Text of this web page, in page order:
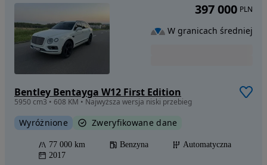
Bentley Bentayga W12 First Edition
5950 cm3 • 608 KM • Najwyższa wersja niski przebieg
Wyróżnione Zweryfikowane dane
77 000 km Benzyna
Automatyczna
2017
397 000 PLN
W granicach średniej